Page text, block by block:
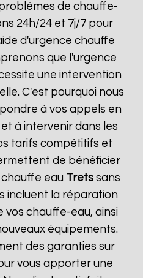
de chauffe-
24h/24 et 7j/7 pour
d'urgence chauffe
que l'urgence
une intervention
C'est pourquoi nous
à vos appels en
à intervenir dans les
tarifs compétitifs et
de bénéficier
eau Tretssans
incluent la réparation
vos chauffe-eau, ainsi
équipements.
des garanties sur
vous apporter une